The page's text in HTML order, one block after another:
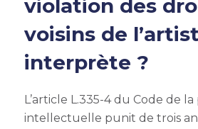
violation des
voisins de
interprète ?
L’article L.335-4 du Code de
intellectuelle punit de trois